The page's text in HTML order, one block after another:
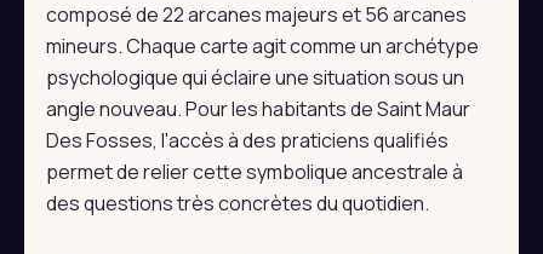
composé de 22 arcanes majeurs et 56 arcanes
mineurs. Chaque carte agit comme un archétype
psychologique qui éclaire une situation sous un
angle nouveau. Pour les habitants de Saint Maur
Des Fosses, l'accès à des praticiens qualifiés
permet de relier cette symbolique ancestrale à
des questions très concrètes du quotidien.